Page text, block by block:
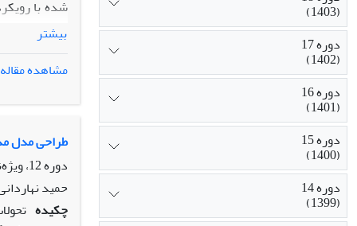
شده با
تربیتی در
نمونه گیری
«مصاحبه با
بخش
تحلیل داده
«به کارگیری
صحیح»،
سازمانی
شرایط بهره
بیشتر
مشاهده مقاله
طراحی مدل
دوره 12، ویژه‌نامه، بهار 1397، صفحه
حمید
چکیده
(1403)
دوره 17
(1402)
دوره 16
(1401)
دوره 15
(1400)
دوره 14
(1399)